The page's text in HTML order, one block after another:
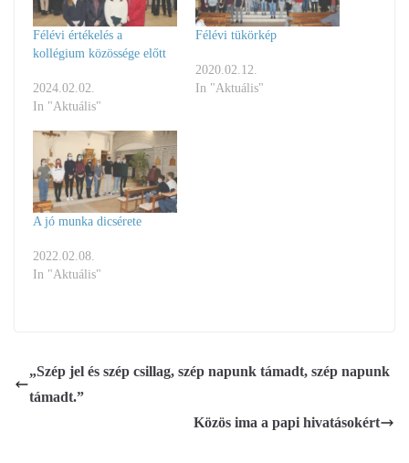
Félévi értékelés a
kollégium közössége előtt
2024.02.02.
In "Aktuális"
Félévi tükörkép
2020.02.12.
In "Aktuális"
A jó munka dicsérete
2022.02.08.
In "Aktuális"
„Szép jel és szép csillag, szép napunk támadt, szép napunk
támadt.”
Közös ima a papi hivatásokért